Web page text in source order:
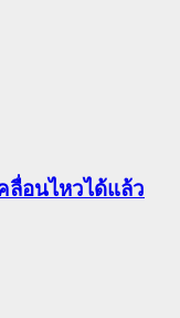
ลื่อนไหวได้แล้ว